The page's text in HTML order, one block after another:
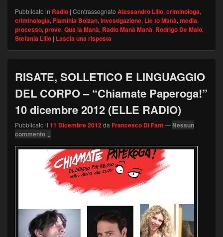
Pubblicato in Radio | Contrassegnato Alessandro Lillo, criminologa,
criminologia, Flaminia Bolzan, investigazione, Lie to Manà, media,
processo, prove, Qua la Manà, Radio Manà Manà, Rodrigo De Maio,
Stefania Lillo | Lascia una risposta
RISATE, SOLLETICO E LINGUAGGIO
DEL CORPO – “Chiamate Paperoga!”
10 dicembre 2012 (ELLE RADIO)
Pubblicato il 11 Dicembre 2012da Francesco Di Fant— Nessun
commento ↓